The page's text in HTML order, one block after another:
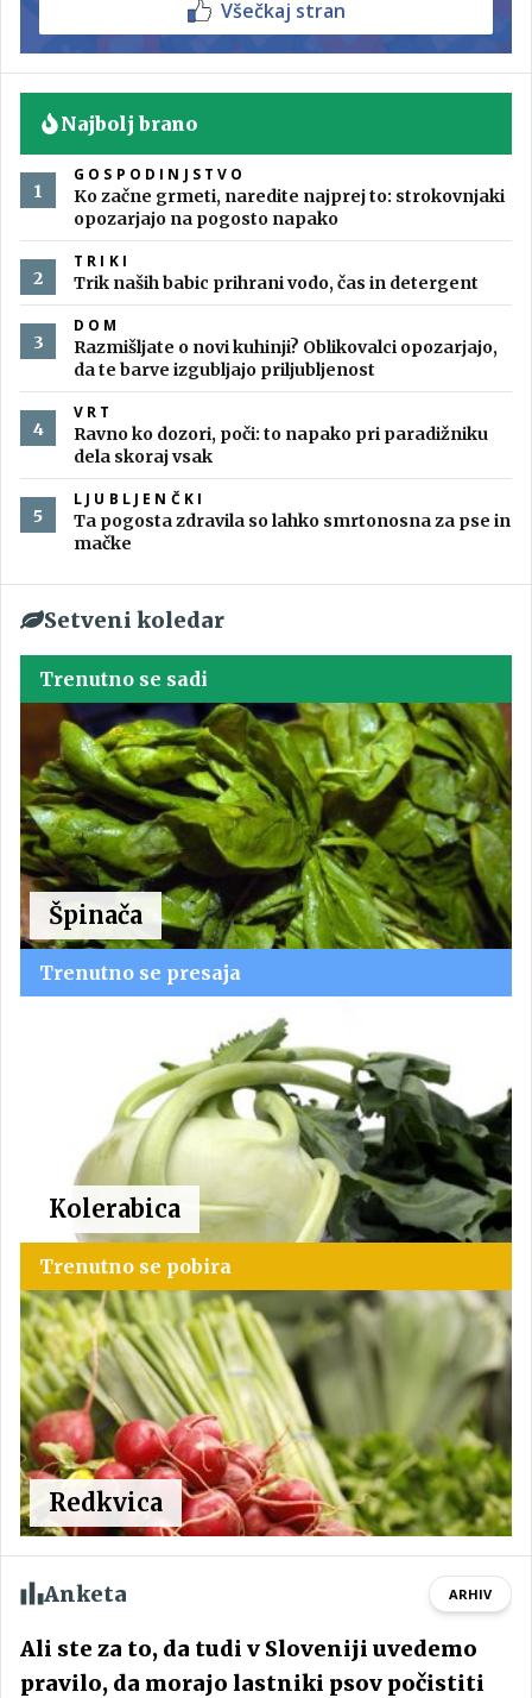
Všečkaj stran
Najbolj brano
GOSPODINJSTVO
Ko začne grmeti, naredite najprej to: strokovnjaki
opozarjajo na pogosto napako
TRIKI
Trik naših babic prihrani vodo, čas in detergent
DOM
Razmišljate o novi kuhinji? Oblikovalci opozarjajo,
da te barve izgubljajo priljubljenost
VRT
Ravno ko dozori, poči: to napako pri paradižniku
dela skoraj vsak
LJUBLJENČKI
Ta pogosta zdravila so lahko smrtonosna za pse in
mačke
Setveni koledar
Trenutno se sadi
Špinača
Trenutno se presaja
Kolerabica
Trenutno se pobira
Redkvica
Anketa ARHIV
Ali ste za to, da tudi v Sloveniji uvedemo
pravilo, da morajo lastniki psov počistiti